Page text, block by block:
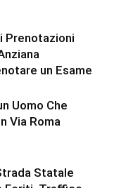
Prenotazioni
un Esame
Uomo Che
Via Roma
Statale